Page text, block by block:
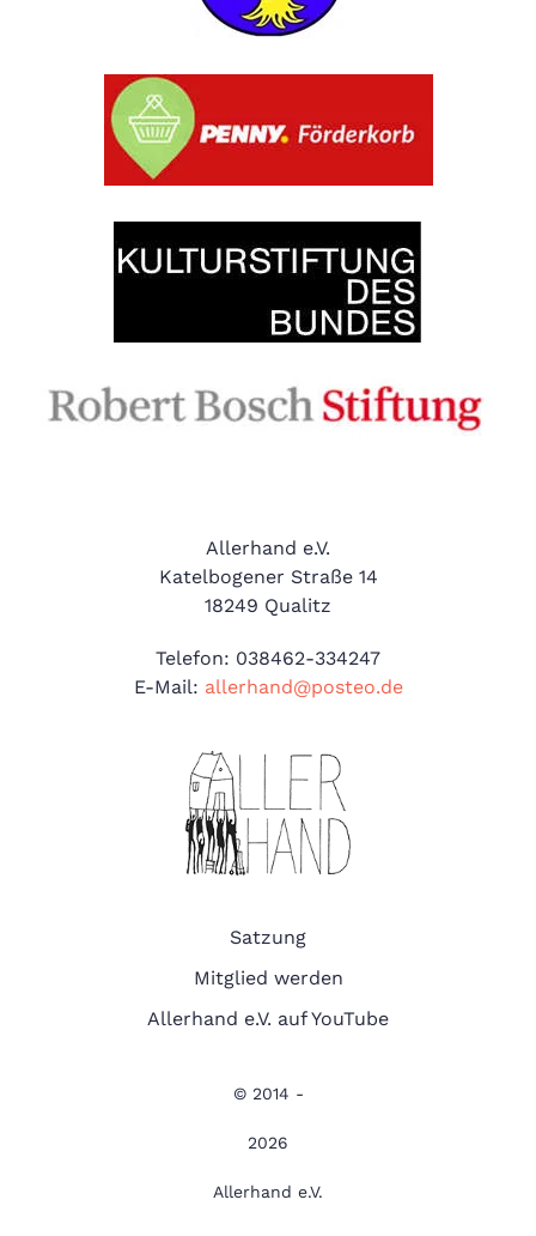
​Allerhand e.V.
Katelbogener Straße 14
18249 Qualitz
Telefon: 038462-334247
E-Mail: allerhand@posteo.de
Satzung
Mitglied werden
Allerhand e.V. auf YouTube
© 2014 -
2026
Allerhand e.V.